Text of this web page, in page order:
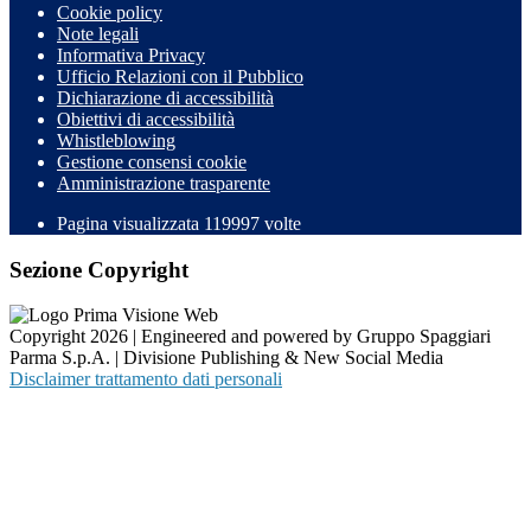
Cookie policy
Note legali
Informativa Privacy
Ufficio Relazioni con il Pubblico
Dichiarazione di accessibilità
Obiettivi di accessibilità
Whistleblowing
Gestione consensi cookie
Amministrazione trasparente
Pagina visualizzata 119997 volte
Sezione Copyright
Copyright 2026 | Engineered and powered by Gruppo Spaggiari
Parma S.p.A. | Divisione Publishing & New Social Media
Disclaimer trattamento dati personali